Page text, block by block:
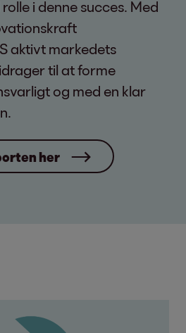
i denne succes. Med
aktivt markedets
til at forme
og med en klar
her